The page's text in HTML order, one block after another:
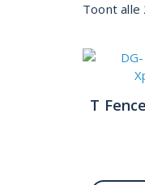
Toont alle
T